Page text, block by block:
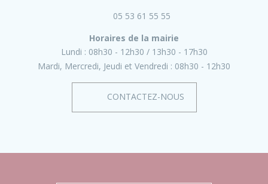
05 53 61 55 55
Horaires de la mairie
Lundi : 08h30 - 12h30
13h30 - 17h30
Mardi, Mercredi, Jeudi et Vendredi : 08h30 - 12h30
CONTACTEZ-NOUS